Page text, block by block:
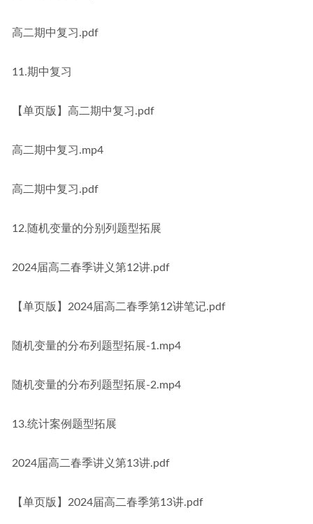
高二期中复习.pdf
11.期中复习
【单页版】高二期中复习.pdf
高二期中复习.mp4
高二期中复习.pdf
12.随机变量的分别列题型拓展
2024届高二春季讲义第12讲.pdf
【单页版】2024届高二春季第12讲笔记.pdf
随机变量的分布列题型拓展-1.mp4
随机变量的分布列题型拓展-2.mp4
13.统计案例题型拓展
2024届高二春季讲义第13讲.pdf
【单页版】2024届高二春季第13讲.pdf